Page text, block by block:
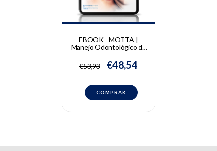
EBOOK - MOTTA |
Manejo Odontológico de
Comprometimento
Sistêmico | Ana Carolina
Maria Alencar Ramos
Innocentini e Leandro
Dorigan de Macedo
€53,93 €48,54